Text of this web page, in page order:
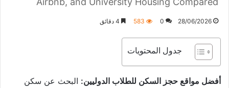
28/06/2026
0
583
جدول المحتويات
أفضل مواقع حجز السكن للطلاب الدوليين: البحث عن سكن